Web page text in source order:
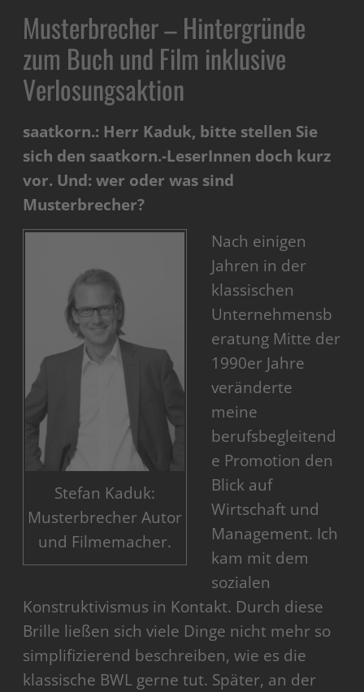
Musterbrecher – Hintergründe
zum Buch und Film inklusive
Verlosungsaktion
saatkorn.: Herr Kaduk, bitte stellen Sie
sich den saatkorn.-LeserInnen doch kurz
vor. Und: wer oder was sind
Musterbrecher?
Stefan Kaduk:
Musterbrecher Autor
und Filmemacher.
Nach einigen
Jahren in der
klassischen
Unternehmensb
eratung Mitte der
1990er Jahre
veränderte
meine
berufsbegleitend
e Promotion den
Blick auf
Wirtschaft und
Management. Ich
kam mit dem
sozialen
Konstruktivismus in Kontakt. Durch diese
Brille ließen sich viele Dinge nicht mehr so
simplifizierend beschreiben, wie es die
klassische BWL gerne tut. Später, an der